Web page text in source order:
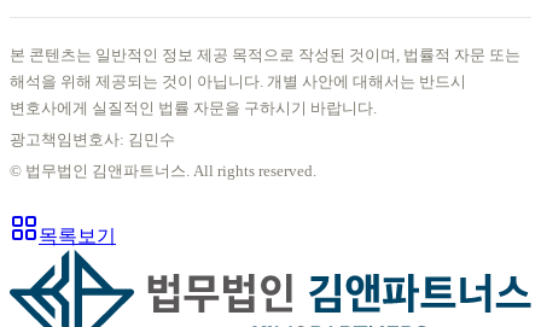
본 콘텐츠는 일반적인 정보 제공 목적으로 작성된 것이며, 법률적 자문 또는
해석을 위해 제공되는 것이 아닙니다. 개별 사안에 대해서는 반드시
변호사에게 실질적인 법률 자문을 구하시기 바랍니다.
광고책임변호사: 김민수
© 법무법인 김앤파트너스. All rights reserved.
목록보기